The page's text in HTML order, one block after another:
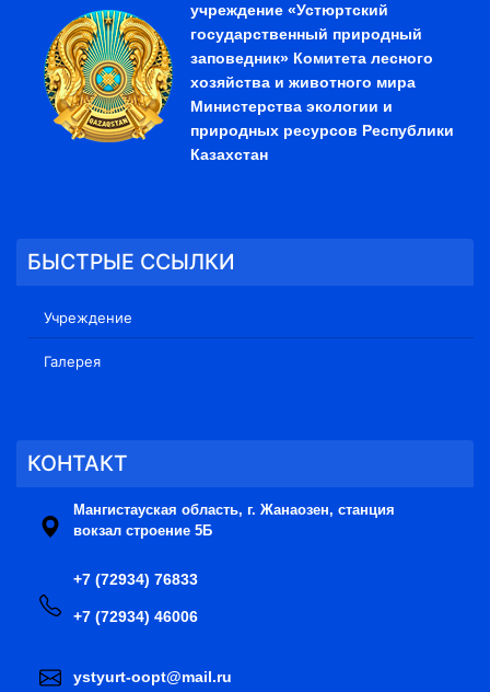
учреждение «Устюртский
государственный природный
заповедник» Комитета лесного
хозяйства и животного мира
Министерства экологии и
природных ресурсов Республики
Казахстан
БЫСТРЫЕ ССЫЛКИ
Учреждение
Галерея
КОНТАКТ
Мангистауская область, г. Жанаозен, станция
вокзал строение 5Б
+7 (72934) 76833
+7 (72934) 46006
ystyurt-oopt@mail.ru